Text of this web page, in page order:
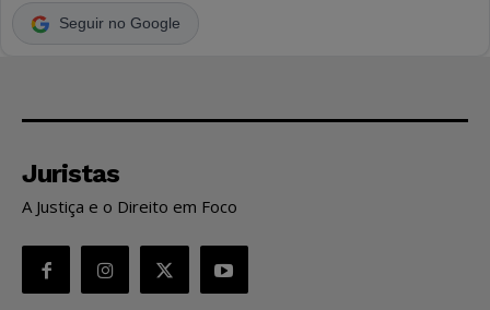
Seguir no Google
Juristas
A Justiça e o Direito em Foco